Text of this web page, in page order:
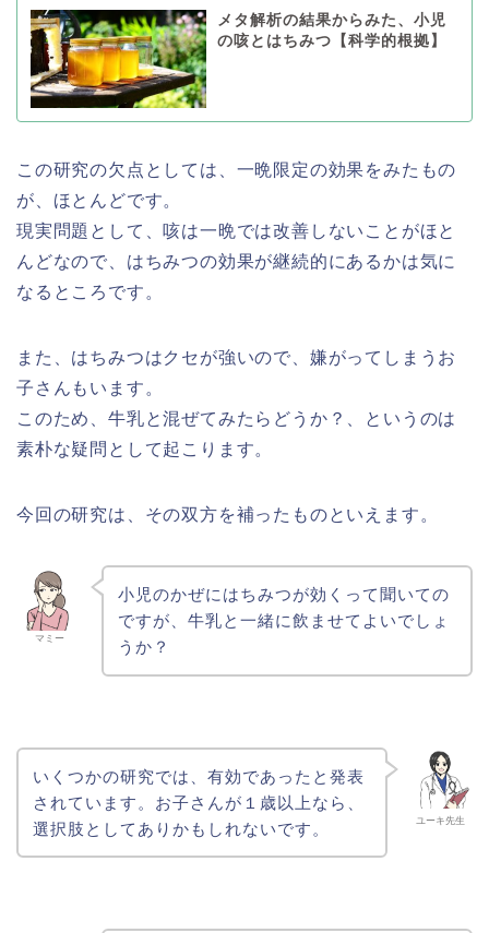
メタ解析の結果からみた、小児
の咳とはちみつ【科学的根拠】
この研究の欠点としては、一晩限定の効果をみたもの
が、ほとんどです。
現実問題として、咳は一晩では改善しないことがほと
んどなので、はちみつの効果が継続的にあるかは気に
なるところです。
また、はちみつはクセが強いので、嫌がってしまうお
子さんもいます。
このため、牛乳と混ぜてみたらどうか？、というのは
素朴な疑問として起こります。
今回の研究は、その双方を補ったものといえます。
マミー
小児のかぜにはちみつが効くって聞いての
ですが、牛乳と一緒に飲ませてよいでしょ
うか？
ユーキ先生
いくつかの研究では、有効であったと発表
されています。お子さんが１歳以上なら、
選択肢としてありかもしれないです。